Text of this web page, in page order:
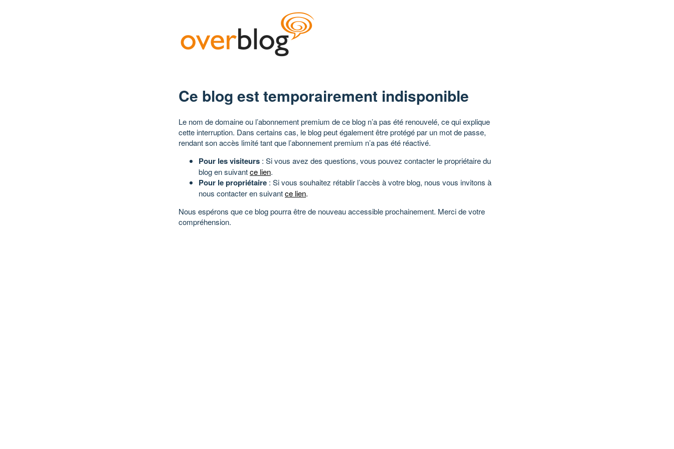
Ce blog est temporairement indisponible
Le nom de domaine ou l’abonnement premium de ce blog n’a pas été renouvelé, ce qui explique
cette interruption. Dans certains cas, le blog peut également être protégé par un mot de passe,
rendant son accès limité tant que l’abonnement premium n’a pas été réactivé.
Pour les visiteurs : Si vous avez des questions, vous pouvez contacter le propriétaire du
blog en suivantce lien.
Pour le propriétaire : Si vous souhaitez rétablir l’accès à votre blog, nous vous invitons à
nous contacter en suivantce lien.
Nous espérons que ce blog pourra être de nouveau accessible prochainement. Merci de votre
compréhension.